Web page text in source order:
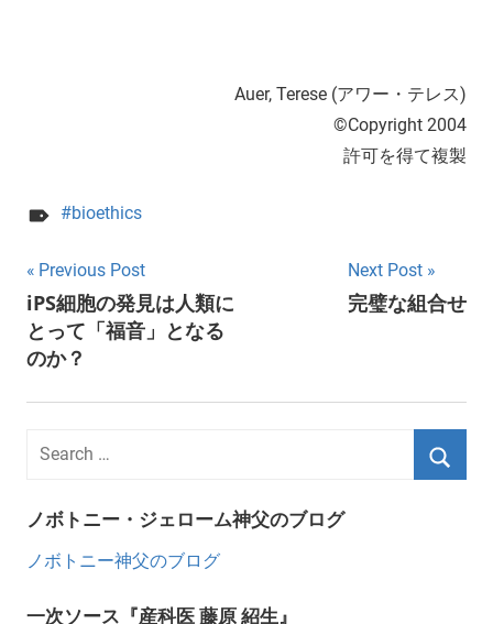
Auer, Terese (アワー・テレス)
©Copyright 2004
許可を得て複製
bioethics
Post
navigation
Previous Post
iPS細胞の発見は人類に
とって「福音」となる
のか？
Next Post
完璧な組合せ
ノボトニー・ジェローム神父のブログ
ノボトニー神父のブログ
一次ソース『産科医 藤原 紹生』